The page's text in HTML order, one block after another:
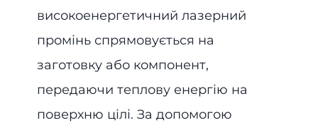
високоенергетичний лазерний
промінь спрямовується на
заготовку або компонент,
передаючи теплову енергію на
поверхню цілі. За допомогою